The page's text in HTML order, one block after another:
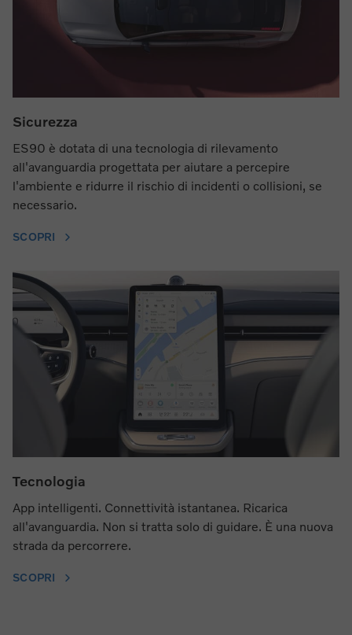
Sicurezza
ES90 è dotata di una tecnologia di rilevamento
all'avanguardia progettata per aiutare a percepire
l'ambiente e ridurre il rischio di incidenti o collisioni, se
necessario.
SCOPRI
Tecnologia
App intelligenti. Connettività istantanea. Ricarica
all'avanguardia. Non si tratta solo di guidare. È una nuova
strada da percorrere.
SCOPRI